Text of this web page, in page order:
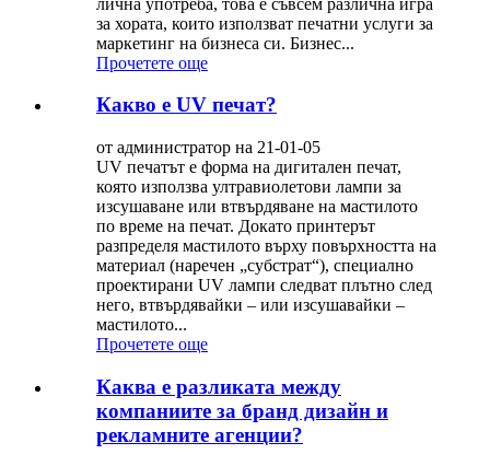
за хората, които използват печатни услуги за
маркетинг на бизнеса си. Бизнес...
Прочетете още
Какво е UV печат?
от администратор на 21-01-05
UV печатът е форма на дигитален печат,
която използва ултравиолетови лампи за
изсушаване или втвърдяване на мастилото
по време на печат. Докато принтерът
разпределя мастилото върху повърхността на
материал (наречен „субстрат“), специално
проектирани UV лампи следват плътно след
него, втвърдявайки – или изсушавайки –
мастилото...
Прочетете още
Каква е разликата между
компаниите за бранд дизайн и
рекламните агенции?